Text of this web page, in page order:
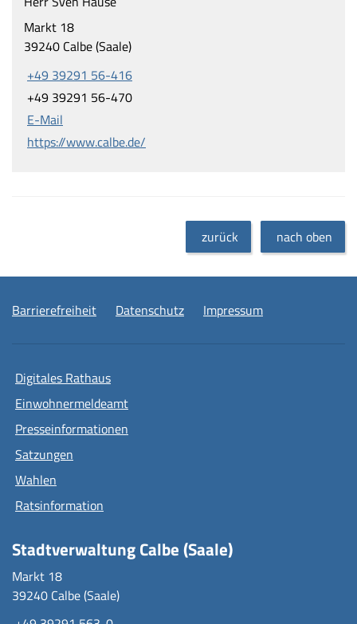
Markt 18
39240 Calbe (Saale)
+49 39291 56-416
+49 39291 56-470
E-Mail
https://www.calbe.de/
zurück nach oben
Barrierefreiheit Datenschutz Impressum
Digitales Rathaus
Einwohnermeldeamt
Presseinformationen
Satzungen
Wahlen
Ratsinformation
Stadtverwaltung Calbe (Saale)
Markt 18
39240 Calbe (Saale)